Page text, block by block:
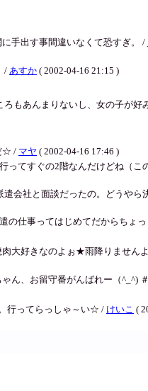
手出す事間違いなくて恐すぎ。 /
/ あすか ( 2002-04-16 21:15 )
もあんまりないし、女の子が好
☆ / マヤ ( 2002-04-16 17:46 )
てすぐの2階なんだけどね（こ
会社と面談だったの。どうやら
仕事ってはじめてだからちょ
大好きなのよぉ★雨降りません
ん、お留守番がんばれー（^_^)
行ってらっしゃ～い☆ / けいこ (